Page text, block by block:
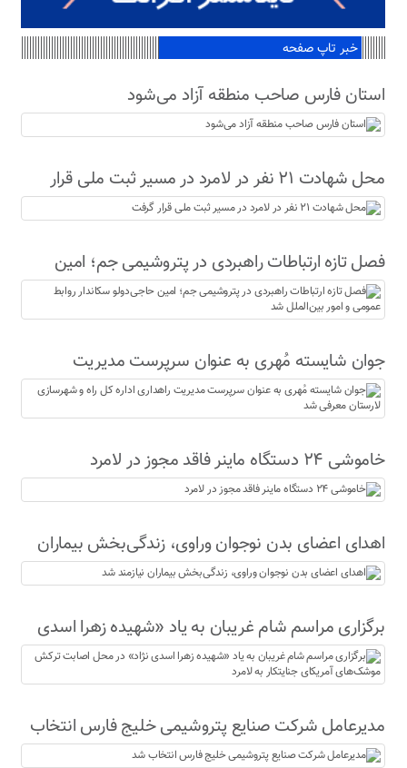
خبر تاپ صفحه
استان فارس صاحب منطقه آزاد می‌شود
محل شهادت ۲۱ نفر در لامرد در مسیر ثبت ملی قرار
گرفت
فصل تازه ارتباطات راهبردی در پتروشیمی جم؛ امین
حاجی‌دولو سکاندار روابط عمومی و امور بین‌الملل شد
جوان شایسته مُهری به عنوان سرپرست مدیریت
راهداری اداره کل راه و شهرسازی لارستان معرفی شد
خاموشی ۲۴ دستگاه ماینر فاقد مجوز در لامرد
اهدای اعضای بدن نوجوان وراوی، زندگی‌بخش بیماران
نیازمند شد
برگزاری مراسم شام غریبان به یاد «شهیده زهرا اسدی
نژاد» در محل اصابت ترکش موشک‌های آمریکای
جنایتکار به لامرد
مدیرعامل شرکت صنایع پتروشیمی خلیج فارس انتخاب
شد